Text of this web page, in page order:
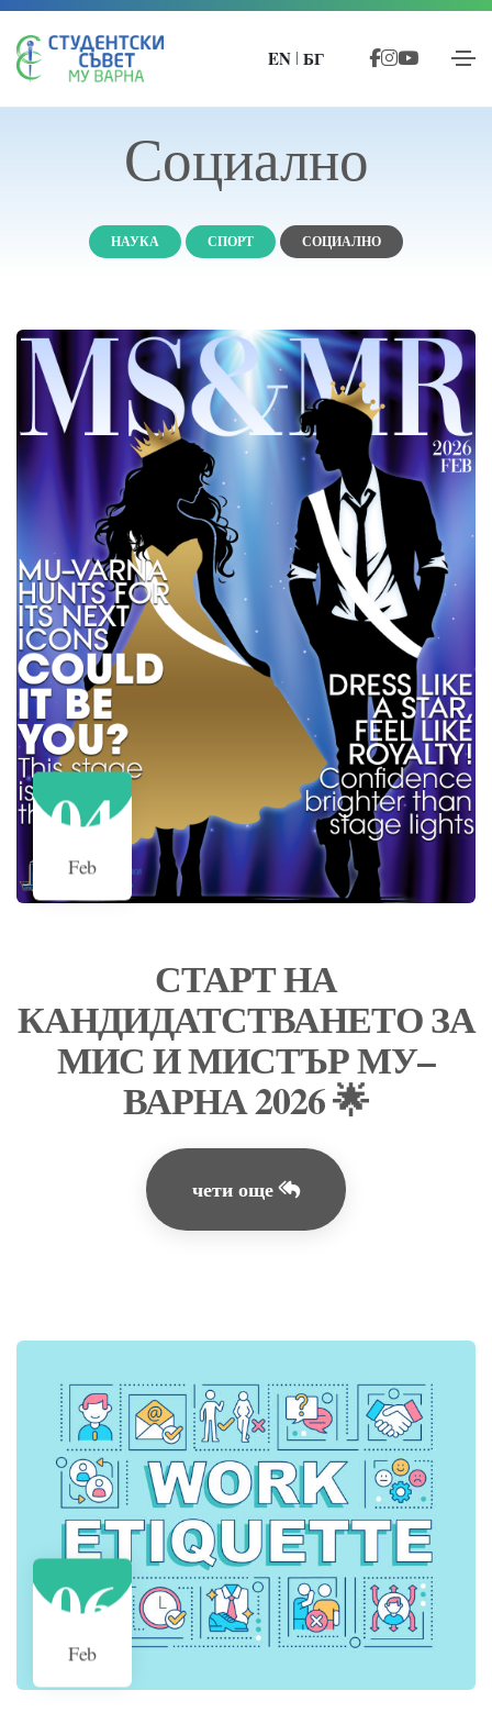
EN | БГ
Социално
НАУКА СПОРТ СОЦИАЛНО
04
Feb
СТАРТ НА
КАНДИДАТСТВАНЕТО ЗА
МИС И МИСТЪР МУ–
ВАРНА 2026 🌟
чети още
06
Feb